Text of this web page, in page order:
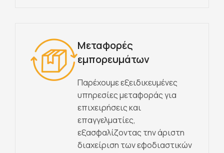
Μεταφορές
εμπορευμάτων
Παρέχουμε εξειδικευμένες
υπηρεσίες μεταφοράς για
επιχειρήσεις και
επαγγελματίες,
εξασφαλίζοντας την άριστη
διαχείριση των εφοδιαστικών